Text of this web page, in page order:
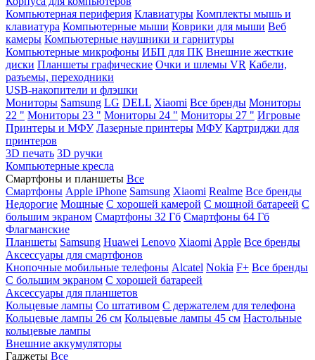
Компьютерная периферия Клавиатуры Комплекты мышь и
клавиатура Компьютерные мыши Коврики для мыши Веб
камеры Компьютерные наушники и гарнитуры
Компьютерные микрофоны ИБП для ПК Внешние жесткие
диски Планшеты графические Очки и шлемы VR Кабели,
разъемы, переходники
USB-накопители и флэшки
Мониторы Samsung LG DELL Xiaomi Все бренды Мониторы
22 " Мониторы 23 " Мониторы 24 " Мониторы 27 " Игровые
Принтеры и МФУ Лазерные принтеры МФУ Картриджи для
принтеров
3D печать 3D ручки
Компьютерные кресла
Смартфоны и планшеты Все
Смартфоны Apple iPhone Samsung Xiaomi Realme Все бренды
Недорогие Мощные С хорошей камерой С мощной батареей С
большим экраном Смартфоны 32 Гб Смартфоны 64 Гб
Флагманские
Планшеты Samsung Huawei Lenovo Xiaomi Apple Все бренды
Аксессуары для смартфонов
Кнопочные мобильные телефоны Alcatel Nokia F+ Все бренды
С большим экраном С хорошей батареей
Аксессуары для планшетов
Кольцевые лампы Со штативом C держателем для телефона
Кольцевые лампы 26 см Кольцевые лампы 45 см Настольные
кольцевые лампы
Внешние аккумуляторы
Гаджеты Все